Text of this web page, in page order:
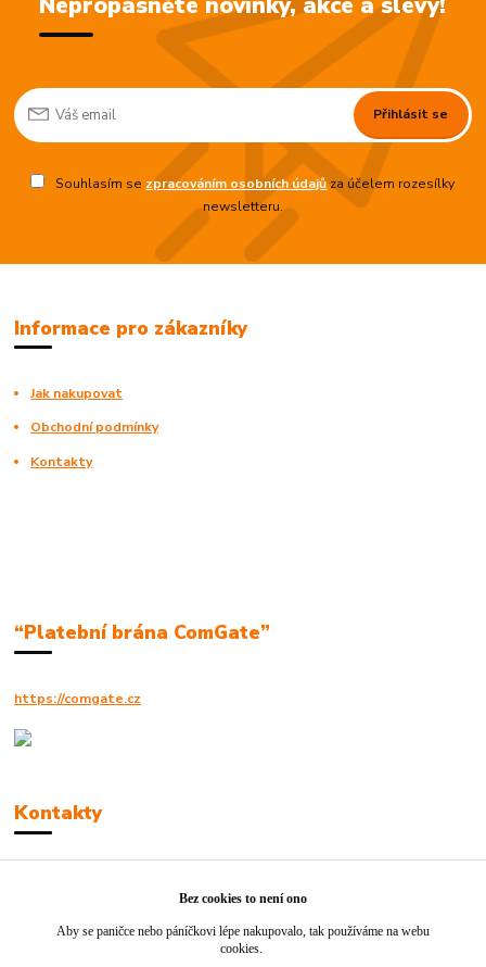
Přihlásit se
Souhlasím se zpracováním osobních údajůza účelem rozesílky
newsletteru.
Informace pro zákazníky
Jak nakupovat
Obchodní podmínky
Kontakty
“Platební brána ComGate”
https://comgate.cz
Kontakty
info@jackie-shop.cz
Bez cookies to není ono
Aby se paničce nebo páníčkovi lépe nakupovalo, tak používáme na webu
cookies.